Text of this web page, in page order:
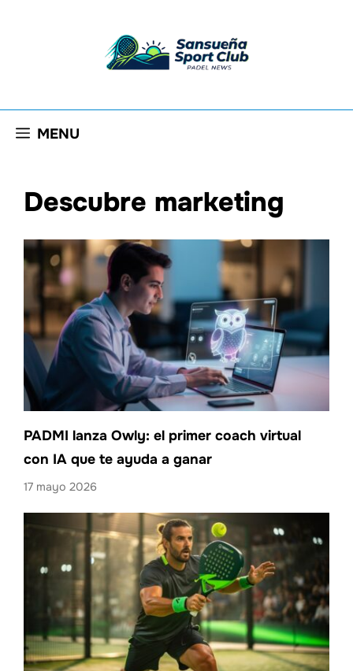
MENU
Descubre marketing
PADMI lanza Owly: el primer coach virtual
con IA que te ayuda a ganar
17 mayo 2026